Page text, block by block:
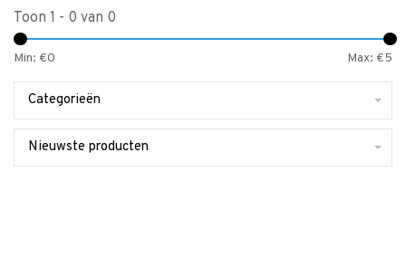
Toon 1 - 0 van 0
Min: €0 Max: €5
Categorieën
Nieuwste producten